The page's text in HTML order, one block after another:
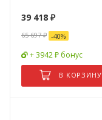
39 418 ₽
65 697₽ -40%
+ 3942 ₽ бонус
В КОРЗИНУ